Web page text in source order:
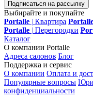
Подписаться на рассылку
Выбирайте и покупайте
Portalle | Квартира
Portalle | Перегородки
Каталог
О компании Portalle
Адреса салонов Блог
Поддержка и сервис
О компании Оплата и
Популярные вопросы
конфиденциальности